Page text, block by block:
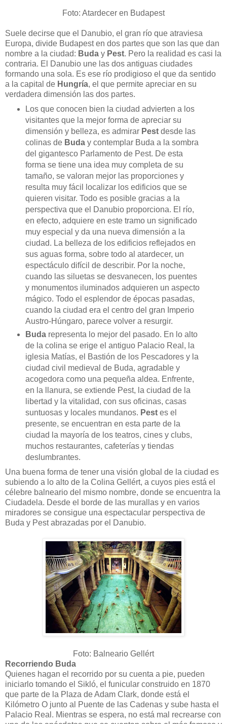
Foto: Atardecer en Budapest
Suele decirse que el Danubio, el gran río que atraviesa
Europa, divide Budapest en dos partes que son las que dan
nombre a la ciudad: Buda y Pest. Pero la realidad es casi la
contraria. El Danubio une las dos antiguas ciudades
formando una sola. Es ese río prodigioso el que da sentido
a la capital de Hungría, el que permite apreciar en su
verdadera dimensión las dos partes.
Los que conocen bien la ciudad advierten a los
visitantes que la mejor forma de apreciar su
dimensión y belleza, es admirar Pestdesde las
colinas de Buday contemplar Buda a la sombra
del gigantesco Parlamento de Pest. De esta
forma se tiene una idea muy completa de su
tamaño, se valoran mejor las proporciones y
resulta muy fácil localizar los edificios que se
quieren visitar. Todo es posible gracias a la
perspectiva que el Danubio proporciona. El río,
en efecto, adquiere en este tramo un significado
muy especial y da una nueva dimensión a la
ciudad. La belleza de los edificios reflejados en
sus aguas forma, sobre todo al atardecer, un
espectáculo difícil de describir. Por la noche,
cuando las siluetas se desvanecen, los puentes
y monumentos iluminados adquieren un aspecto
mágico. Todo el esplendor de épocas pasadas,
cuando la ciudad era el centro del gran Imperio
Austro-Húngaro, parece volver a resurgir.
Budarepresenta lo mejor del pasado. En lo alto
de la colina se erige el antiguo Palacio Real, la
iglesia Matías, el Bastión de los Pescadores y la
ciudad civil medieval de Buda, agradable y
acogedora como una pequeña aldea. Enfrente,
en la llanura, se extiende Pest, la ciudad de la
libertad y la vitalidad, con sus oficinas, casas
suntuosas y locales mundanos. Pestes el
presente, se encuentran en esta parte de la
ciudad la mayoría de los teatros, cines y clubs,
muchos restaurantes, cafeterías y tiendas
deslumbrantes.
Una buena forma de tener una visión global de la ciudad es
subiendo a lo alto de la Colina Gellért, a cuyos pies está el
célebre balneario del mismo nombre, donde se encuentra la
Ciudadela. Desde el borde de las murallas y en varios
miradores se consigue una espectacular perspectiva de
Buda y Pest abrazadas por el Danubio.
Foto: Balneario Gellért
Recorriendo Buda
Quienes hagan el recorrido por su cuenta a pie, pueden
iniciarlo tomando el Sikló, el funicular construido en 1870
que parte de la Plaza de Adam Clark, donde está el
Kilómetro O junto al Puente de las Cadenas y sube hasta el
Palacio Real. Mientras se espera, no está mal recrearse con